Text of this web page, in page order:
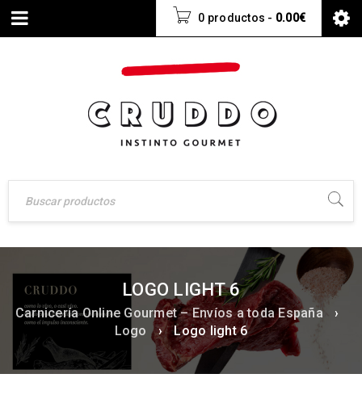
0 productos - 0.00€
LOGO LIGHT 6
Carnicería Online Gourmet – Envíos a toda España
›
Logo
› Logo light 6